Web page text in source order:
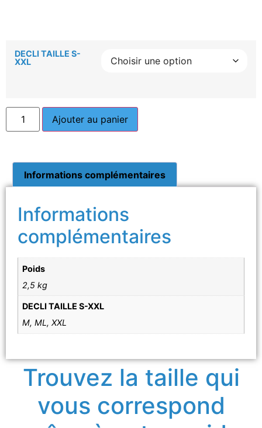
DECLI TAILLE S-
XXL
Ajouter au panier
Informations complémentaires
Informations
complémentaires
Poids
2,5 kg
DECLI TAILLE S-XXL
M, ML, XXL
Trouvez la taille qui
vous correspond